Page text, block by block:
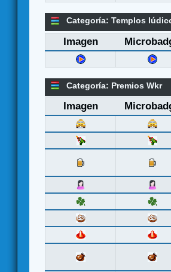
Categoría: Templos
Imagen
Categoría: Premios Wkr
Imagen